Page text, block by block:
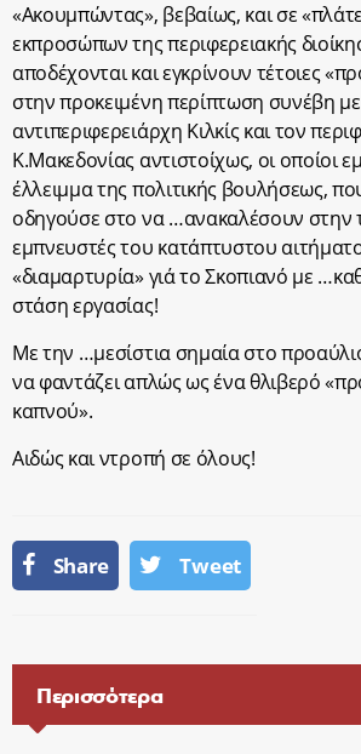
«Ακουμπώντας», βεβαίως, και σε
εκπροσώπων της περιφερειακής
αποδέχονται και εγκρίνουν τέτοιες
στην προκειμένη περίπτωση συνέβη
αντιπεριφερειάρχη Κιλκίς και τον
Κ.Μακεδονίας αντιστοίχως, οι οποίοι
έλλειμμα της πολιτικής βουλήσεως,
οδηγούσε στο να …ανακαλέσουν στην
εμπνευστές του κατάπτυστου
«διαμαρτυρία» γιά το Σκοπιανό με
στάση εργασίας!
Με την …μεσίστια σημαία στο
να φαντάζει απλώς ως ένα θλιβερό
καπνού».
Αιδώς και ντροπή σε όλους!
Share Tweet
Περισσότερα